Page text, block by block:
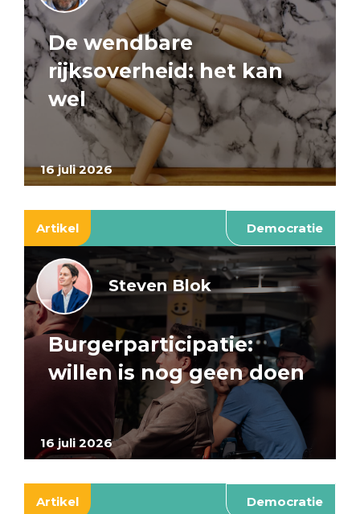
16 juli 2026
De wendbare
rijksoverheid: het kan
wel
Artikel Democratie
16 juli 2026
Steven Blok
Burgerparticipatie:
willen is nog geen doen
Artikel Democratie